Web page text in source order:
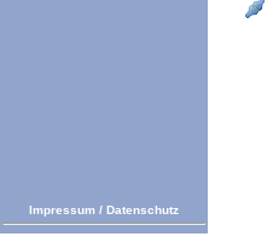
Impressum / Datenschutz